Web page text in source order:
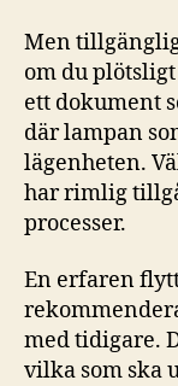
Men
om du
ett dokument
där lampan
lägenheten.
har rimlig
processer.
En erfaren
med tidigare.
vilka som ska